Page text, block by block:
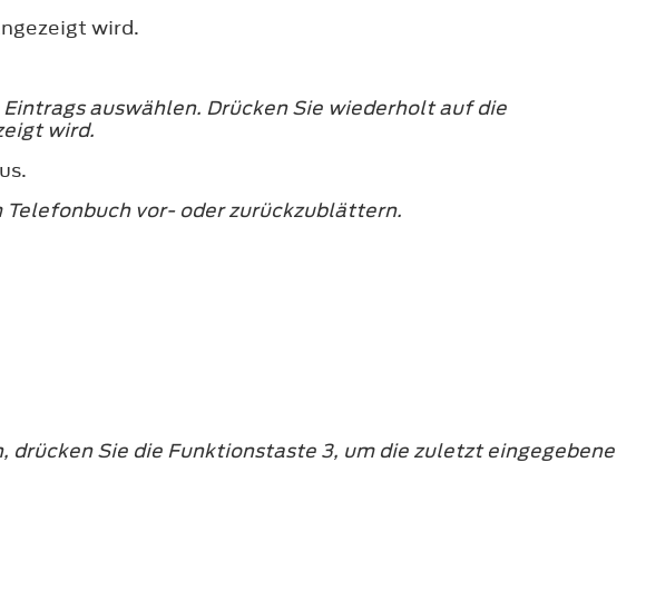
wird.
auswählen. Drücken Sie wiederholt auf die
wird.
vor- oder zurückzublättern.
drücken Sie die Funktionstaste 3, um die zuletzt eingegebene